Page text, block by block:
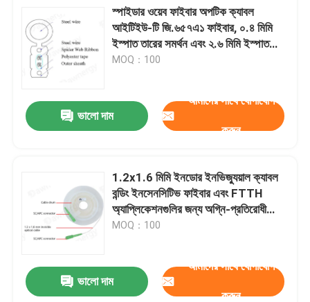
আমাদের সম্পর্কে
কারখানা ভ্রমণ
মান নিয়ন্ত্রণ
উদ্ধৃতির জন্য আবেদন
স্পাইডার ওয়েব ফাইবার অপটিক ক্যাবল
আইটিইউ-টি জি.৬৫৭এ১ ফাইবার, ০.৪ মিমি
ইস্পাত তারের সমর্থন এবং ২.৬ মিমি ইস্পাত
তারের শক্তি সদস্যের সাথে
MOQ：100
ভালো দাম
আমাদের সাথে যোগাযোগ
করুন
1.2x1.6 মিমি ইনডোর ইনভিজ্যুয়াল ক্যাবল
বন্ডিং ইনসেনসিটিভ ফাইবার এবং FTTH
অ্যাপ্লিকেশনগুলির জন্য অগ্নি-প্রতিরোধী
টিপিইউ গ্লাভস সহ
MOQ：100
ভালো দাম
আমাদের সাথে যোগাযোগ
করুন